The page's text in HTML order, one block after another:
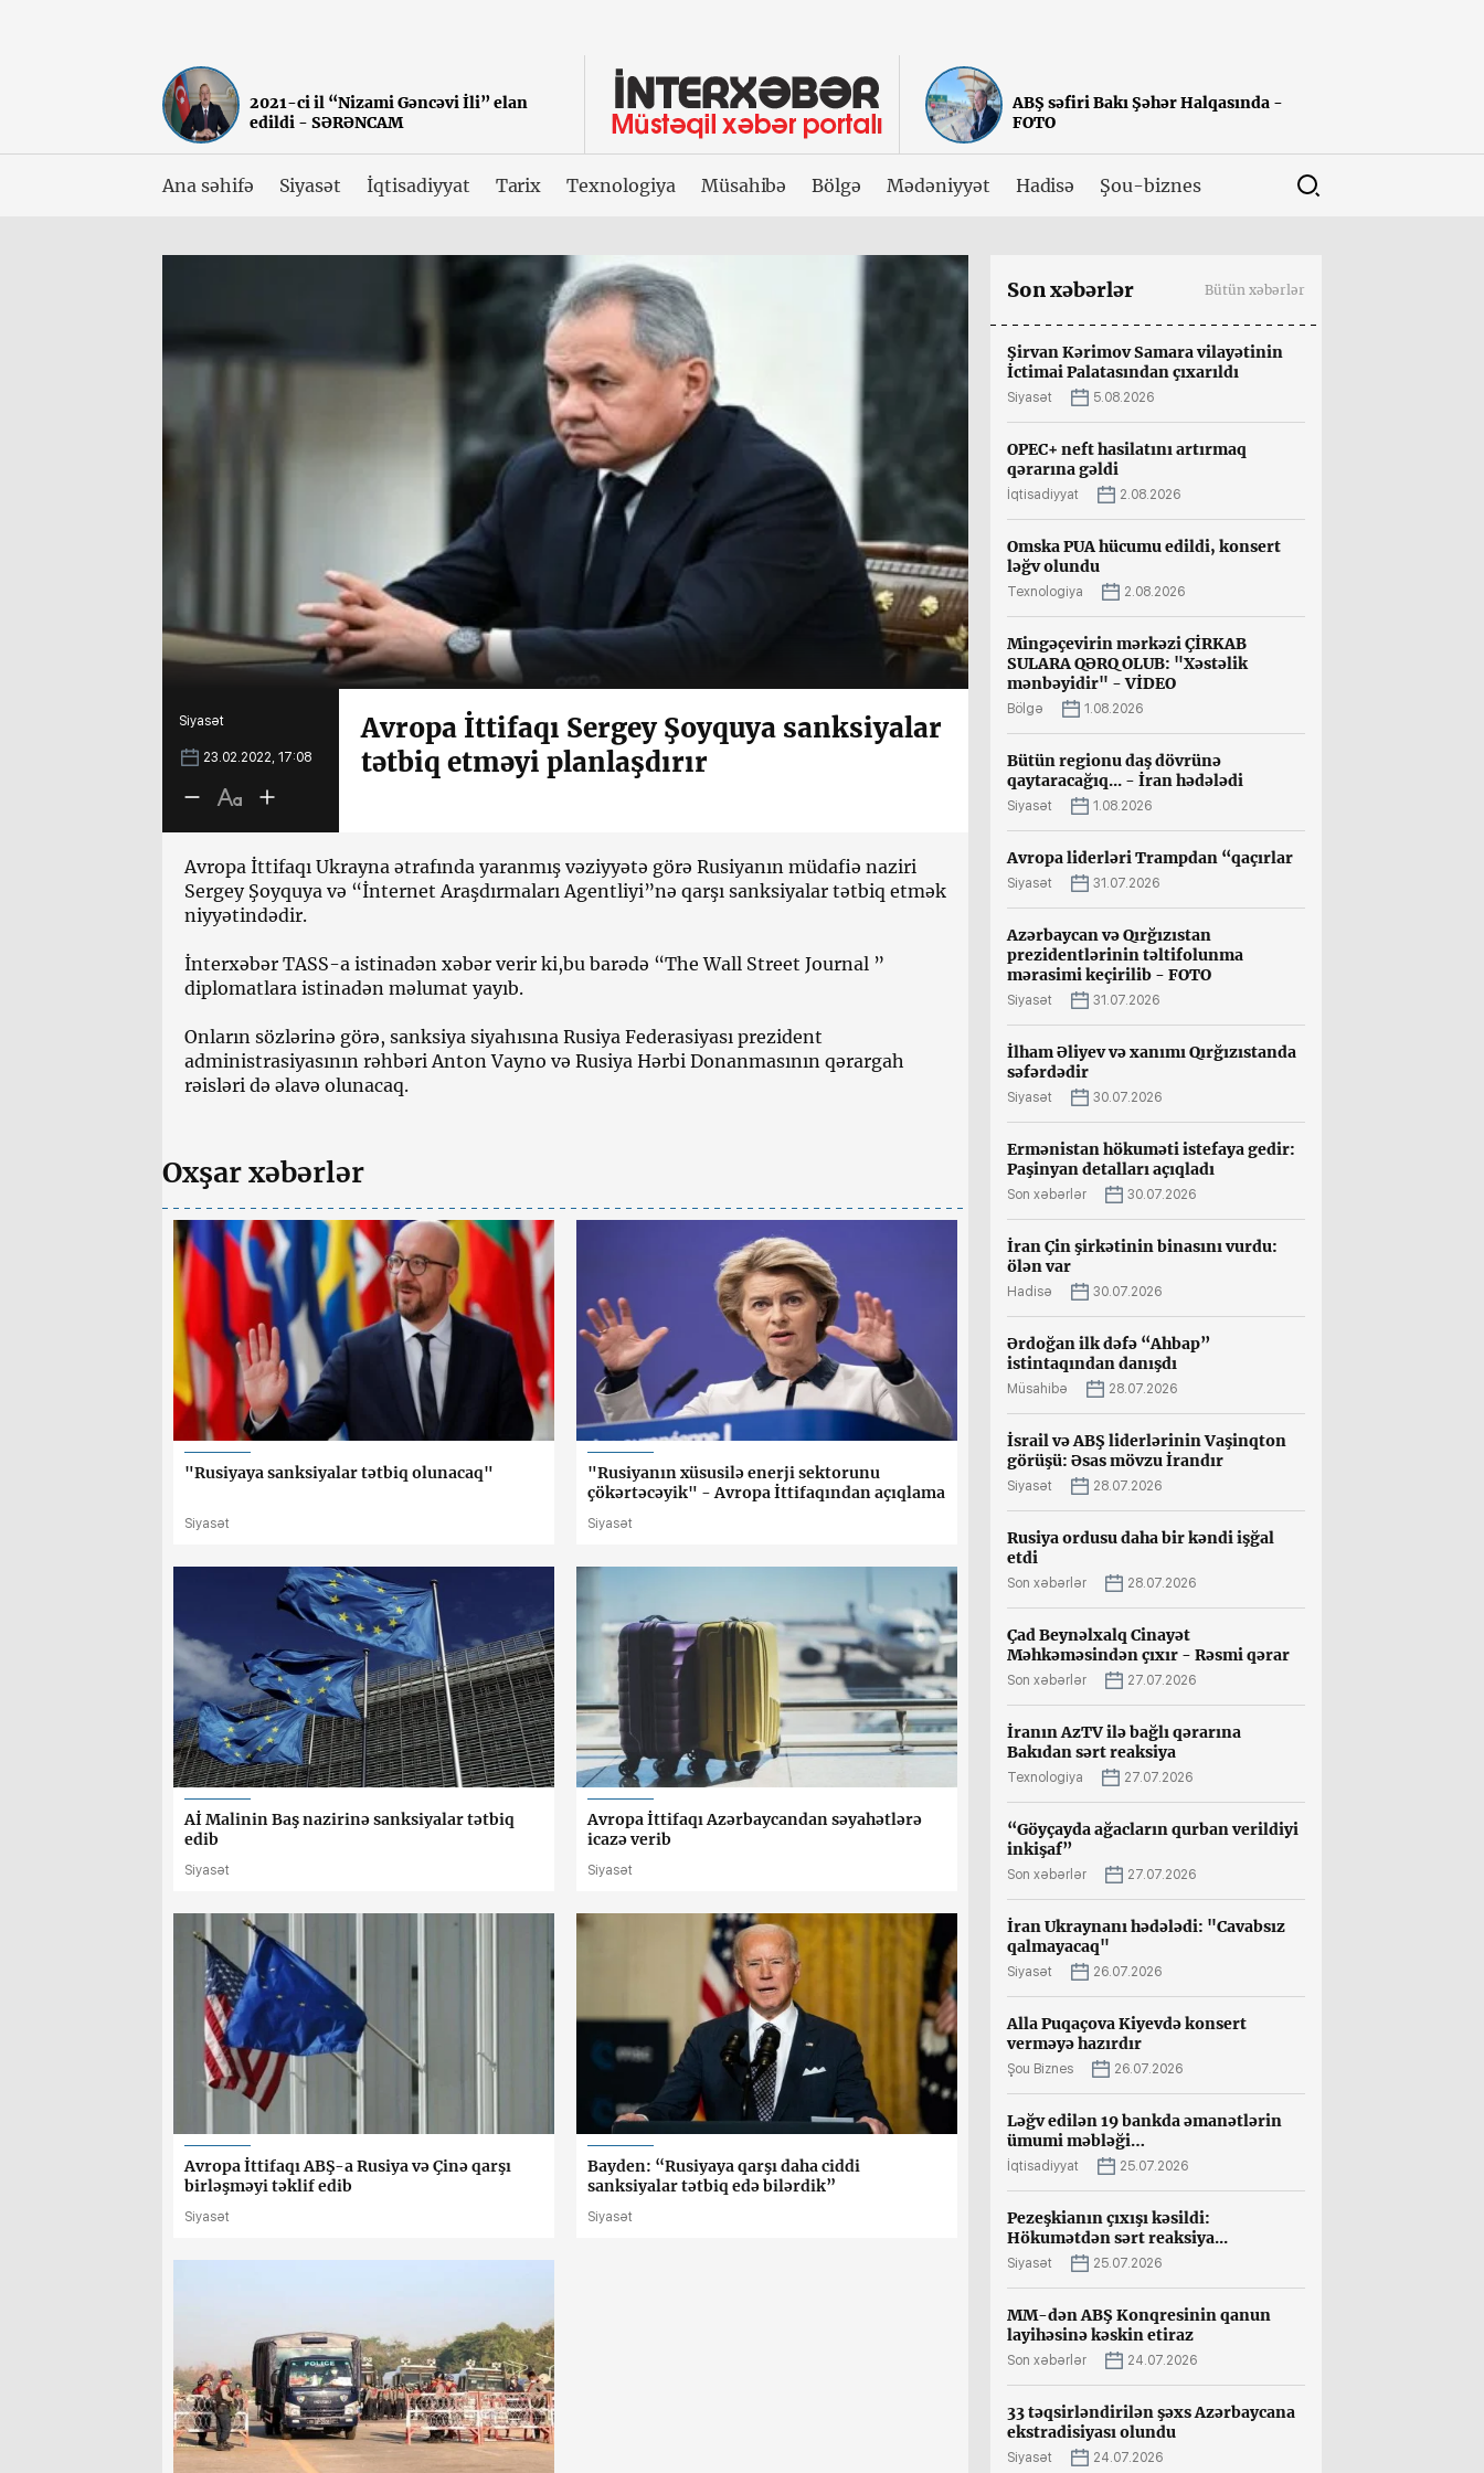
2021-ci il “Nizami Gəncəvi İli” elan
edildi - SƏRƏNCAM
ABŞ səfiri Bakı Şəhər Halqasında -
FOTO
Ana səhifə Siyasət İqtisadiyyat Tarix Texnologiya Müsahibə Bölgə Mədəniyyət Hadisə Şou-biznes
Siyasət
23.02.2022, 17:08
Avropa İttifaqı Sergey Şoyquya sanksiyalar
tətbiq etməyi planlaşdırır
Avropa İttifaqı Ukrayna ətrafında yaranmış vəziyyətə görə Rusiyanın müdafiə naziri
Sergey Şoyquya və “İnternet Araşdırmaları Agentliyi”nə qarşı sanksiyalar tətbiq etmək
niyyətindədir.
İnterxəbər TASS-a istinadən xəbər verir ki,bu barədə “The Wall Street Journal ”
diplomatlara istinadən məlumat yayıb.
Onların sözlərinə görə, sanksiya siyahısına Rusiya Federasiyası prezident
administrasiyasının rəhbəri Anton Vayno və Rusiya Hərbi Donanmasının qərargah
rəisləri də əlavə olunacaq.
Oxşar xəbərlər
"Rusiyaya sanksiyalar tətbiq olunacaq"
Siyasət
"Rusiyanın xüsusilə enerji sektorunu
çökərtəcəyik" - Avropa İttifaqından açıqlama
Siyasət
Aİ Malinin Baş nazirinə sanksiyalar tətbiq
edib
Siyasət
Avropa İttifaqı Azərbaycandan səyahətlərə
icazə verib
Siyasət
Avropa İttifaqı ABŞ-a Rusiya və Çinə qarşı
birləşməyi təklif edib
Siyasət
Bayden: “Rusiyaya qarşı daha ciddi
sanksiyalar tətbiq edə bilərdik”
Siyasət
Son xəbərlər Bütün xəbərlər
Şirvan Kərimov Samara vilayətinin
İctimai Palatasından çıxarıldı
Siyasət 5.08.2026
OPEC+ neft hasilatını artırmaq
qərarına gəldi
İqtisadiyyat 2.08.2026
Omska PUA hücumu edildi, konsert
ləğv olundu
Texnologiya 2.08.2026
Mingəçevirin mərkəzi ÇİRKAB
SULARA QƏRQ OLUB: "Xəstəlik
mənbəyidir" - VİDEO
Bölgə 1.08.2026
Bütün regionu daş dövrünə
qaytaracağıq... - İran hədələdi
Siyasət 1.08.2026
Avropa liderləri Trampdan “qaçırlar
Siyasət 31.07.2026
Azərbaycan və Qırğızıstan
prezidentlərinin təltifolunma
mərasimi keçirilib - FOTO
Siyasət 31.07.2026
İlham Əliyev və xanımı Qırğızıstanda
səfərdədir
Siyasət 30.07.2026
Ermənistan hökuməti istefaya gedir:
Paşinyan detalları açıqladı
Son xəbərlər 30.07.2026
İran Çin şirkətinin binasını vurdu:
ölən var
Hadisə 30.07.2026
Ərdoğan ilk dəfə “Ahbap”
istintaqından danışdı
Müsahibə 28.07.2026
İsrail və ABŞ liderlərinin Vaşinqton
görüşü: Əsas mövzu İrandır
Siyasət 28.07.2026
Rusiya ordusu daha bir kəndi işğal
etdi
Son xəbərlər 28.07.2026
Çad Beynəlxalq Cinayət
Məhkəməsindən çıxır - Rəsmi qərar
Son xəbərlər 27.07.2026
İranın AzTV ilə bağlı qərarına
Bakıdan sərt reaksiya
Texnologiya 27.07.2026
“Göyçayda ağacların qurban verildiyi
inkişaf”
Son xəbərlər 27.07.2026
İran Ukraynanı hədələdi: "Cavabsız
qalmayacaq"
Siyasət 26.07.2026
Alla Puqaçova Kiyevdə konsert
verməyə hazırdır
Şou Biznes 26.07.2026
Ləğv edilən 19 bankda əmanətlərin
ümumi məbləği…
İqtisadiyyat 25.07.2026
Pezeşkianın çıxışı kəsildi:
Hökumətdən sərt reaksiya...
Siyasət 25.07.2026
MM-dən ABŞ Konqresinin qanun
layihəsinə kəskin etiraz
Son xəbərlər 24.07.2026
33 təqsirləndirilən şəxs Azərbaycana
ekstradisiyası olundu
Siyasət 24.07.2026